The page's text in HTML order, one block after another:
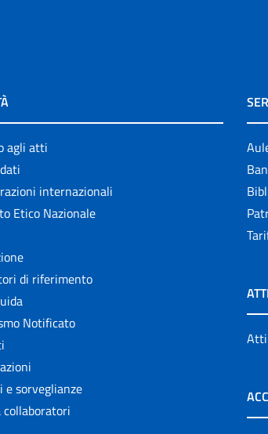
agli atti
internazionali
Etico Nazionale
di riferimento
Notificato
e sorveglianze
collaboratori
Atti